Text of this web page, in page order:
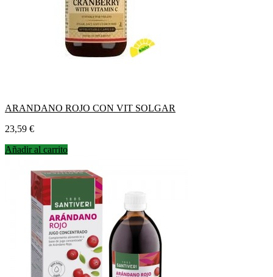
ARANDANO ROJO CON VIT SOLGAR
Precio
23,59 €
Añadir al carrito